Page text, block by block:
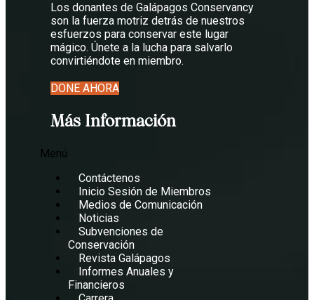
Los donantes de Galápagos Conservancy
son la fuerza motriz detrás de nuestros
esfuerzos para conservar este lugar
mágico. Únete a la lucha para salvarlo
convirtiéndote en miembro.
DONE AHORA
Más Información
Menú
Contáctenos
Inicio Sesión de Miembros
Medios de Comunicación
Noticias
Subvenciones de
Conservación
Revista Galápagos
Informes Anuales y
Financieros